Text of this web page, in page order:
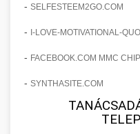
aikampany.hu
🍞 20. Ipari
Professzionális
tésztakeverő gépek
chef-
🔪 21. Ipari
Ipari hús- és
élelmiszer-
állítható
📦 22.
- SELFESTEEM2GO.COM
- I-LOVE-MOTIVATIONAL-
- FACEBOOK.COM MMC
- SYNTHASITE.COM